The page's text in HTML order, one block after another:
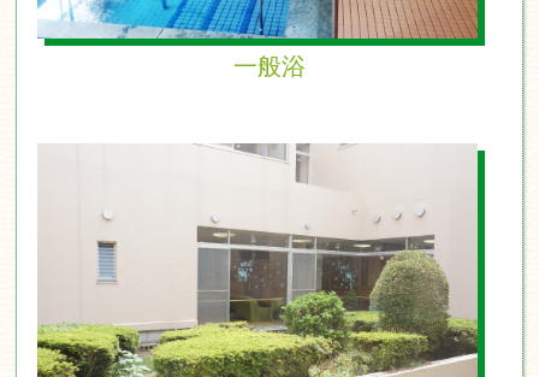
一般浴